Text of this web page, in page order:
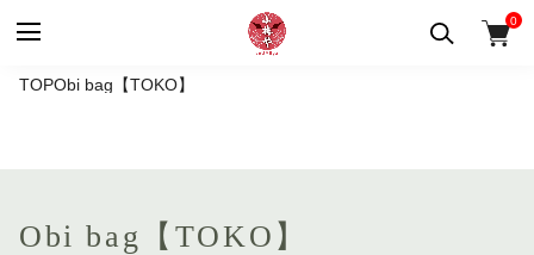
0
TOPObi bag【TOKO】
Obi bag【TOKO】